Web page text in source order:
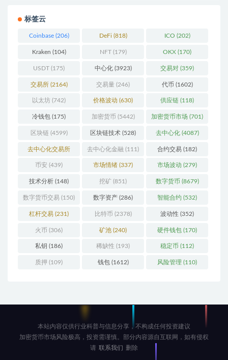
标签云
Coinbase(206) DeFi (818) ICO (202)
Kraken (104) NFT(179) OKX (170)
USDT (175) 中心化(3923) 交易对 (359)
交易所(2164) 交易量 (246) 代币 (1602)
以太坊 (742) 价格波动 (630) 供应链 (118)
冷钱包 (175) 加密货币 (5442) 加密货币市场 (701)
区块链(4599) 区块链技术 (528) 去中心化(4087)
去中心化交易所
(196)
去中心化金融 (111) 合约交易 (182)
币安 (439) 市场情绪 (337) 市场波动 (279)
技术分析 (148) 挖矿 (851) 数字货币 (8679)
数字货币交易 (150) 数字资产 (286) 智能合约 (532)
杠杆交易 (231) 比特币 (2378) 波动性 (352)
火币 (306) 矿池 (240) 硬件钱包 (170)
私钥 (186) 稀缺性 (193) 稳定币 (112)
质押 (109) 钱包(1612) 风险管理 (110)
本站内容仅供行业科普与信息分享，不构成任何投资建议
加密货币市场风险极高，投资需谨慎。部分内容源自互联网，如有侵权
请 联系我们 删除